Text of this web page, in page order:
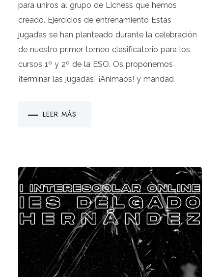
para uniros al grupo de Lichess que hemos
creado. Ejercicios de entrenamiento Estas
jugadas se han planteado durante la celebración
de nuestro primer torneo clasificatorio para los
cursos 1º y 2º de la ESO. Os proponemos
¡terminar las jugadas! ¡Animaos! y mandad
LEER MÁS